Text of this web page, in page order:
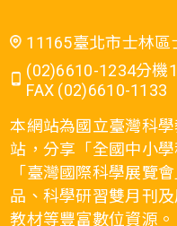
11165臺北市士林區
(02)6610-1234分機
FAX (02)6610-1133
本網站為國立臺灣科
站，分享「全國中小
「臺灣國際科學展覽
品、科學研習雙月刊
教材等豐富數位資源。